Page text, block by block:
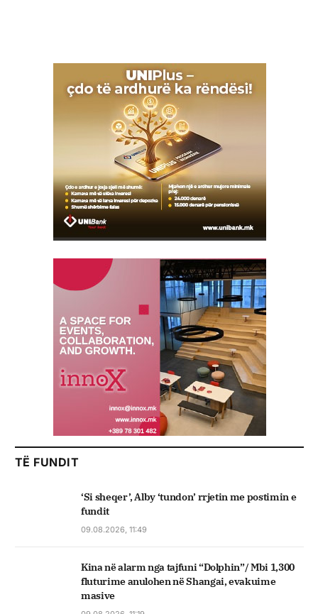
TË FUNDIT
‘Si sheqer’, Alby ‘tundon’ rrjetin me postimin e
fundit
09.08.2026, 11:49
Kina në alarm nga tajfuni “Dolphin”/ Mbi 1,300
fluturime anulohen në Shangai, evakuime
masive